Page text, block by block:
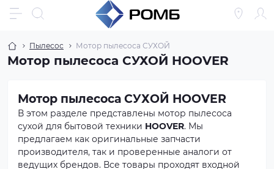
Пылесос Мотор пылесоса СУХОЙ
Мотор пылесоса СУХОЙ HOOVER
Мотор пылесоса СУХОЙ HOOVER
В этом разделе представлены мотор пылесоса
сухой для бытовой техники HOOVER. Мы
предлагаем как оригинальные запчасти
производителя, так и проверенные аналоги от
ведущих брендов. Все товары проходят входной